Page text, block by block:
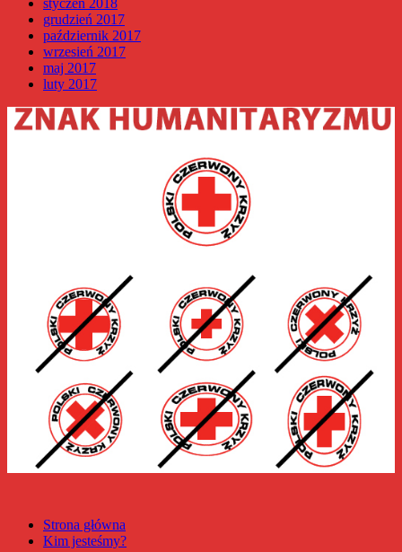
styczeń 2018
grudzień 2017
październik 2017
wrzesień 2017
maj 2017
luty 2017
Strona główna
Kim jesteśmy?